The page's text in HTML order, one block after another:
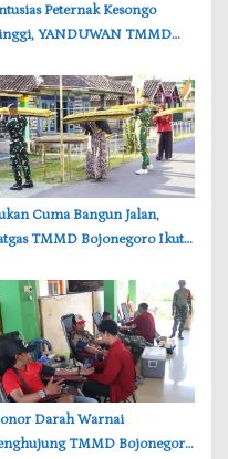
Peternak Kesongo
YANDUWAN TMMD
Cuma Bangun Jalan,
TMMD Bojonegoro Ikut
Darah Warnai
TMMD Bojonegoro